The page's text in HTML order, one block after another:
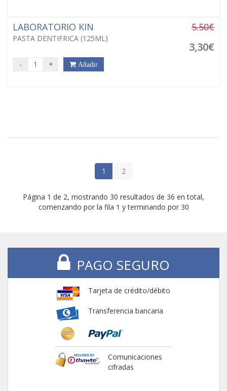
LABORATORIO KIN
PASTA DENTIFRICA (125ML)
5.50€
3,30€
- + Añadir
1 2
Página 1 de 2, mostrando 30 resultados de 36 en total,
comenzando por la fila 1 y terminando por 30
PAGO SEGURO
Tarjeta de crédito/débito
Transferencia bancaria
Comunicaciones
cifradas